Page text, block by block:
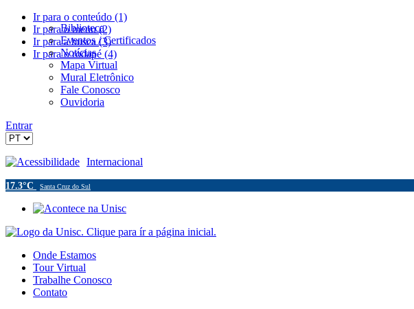
Ir para o conteúdo (1)
Ir para o menu (2)
Ir para a busca (3)
Ir para o rodapé (4)
Biblioteca
Eventos / Certificados
Notícias
Mapa Virtual
Mural Eletrônico
Fale Conosco
Ouvidoria
Entrar
Acessibilidade Internacional
17.3°C Santa Cruz do Sul
Onde Estamos
Tour Virtual
Trabalhe Conosco
Contato